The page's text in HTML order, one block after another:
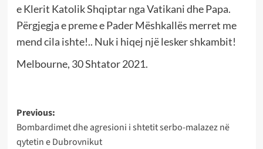
e Klerit Katolik Shqiptar nga Vatikani dhe Papa.
Përgjegja e preme e Pader Mëshkallës merret me
mend cila ishte!.. Nuk i hiqej një lesker shkambit!
Melbourne, 30 Shtator 2021.
Post
navigation
Previous:
Bombardimet dhe agresioni i shtetit serbo-malazez në
qytetin e Dubrovnikut